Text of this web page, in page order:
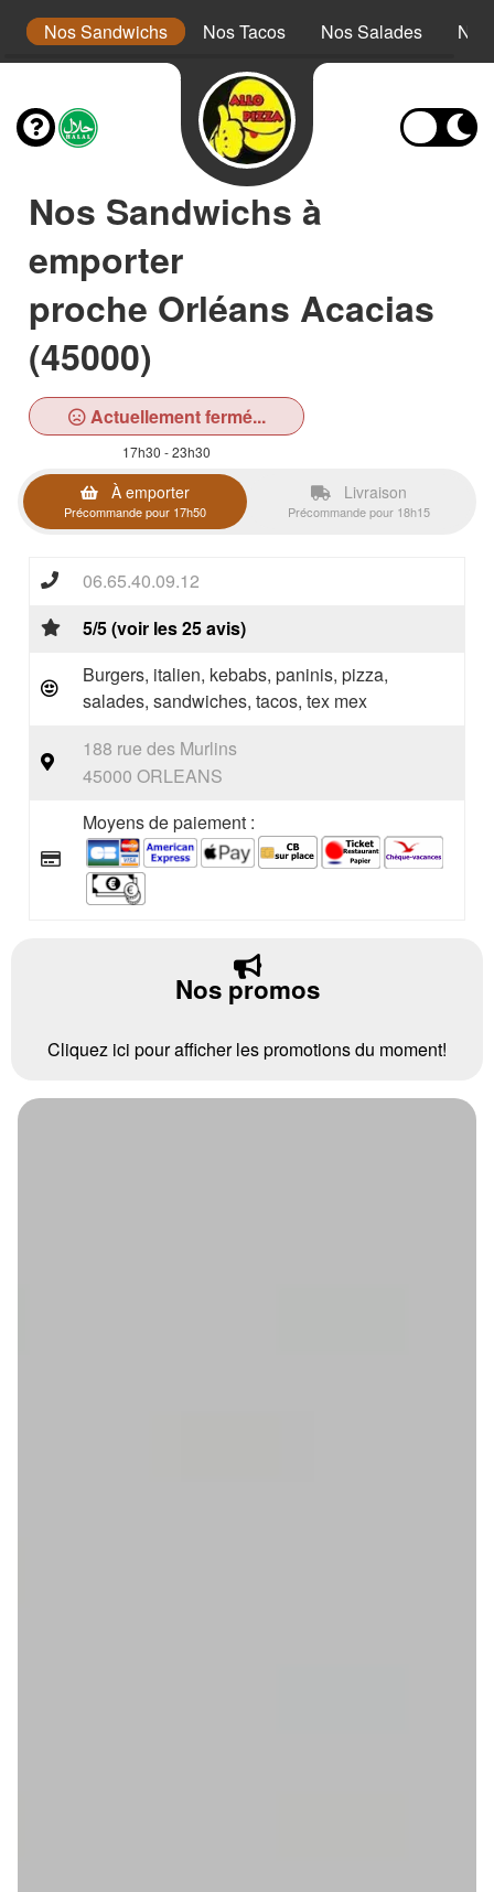
Nos Sandwichs Nos Tacos Nos Salades Nos
Nos Sandwichs à
emporter
proche Orléans Acacias
(45000)
Actuellement fermé...
17h30 - 23h30
À emporter
Précommande pour 17h50
Livraison
Précommande pour 18h15
06.65.40.09.12
5/5 (voir les 25 avis)
Burgers, italien, kebabs, paninis, pizza,
salades, sandwiches, tacos, tex mex
188 rue des Murlins
45000 ORLEANS
Moyens de paiement :
Nos promos
Cliquez ici pour afficher les promotions du moment!